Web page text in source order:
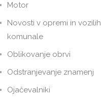
Motor
Novosti v opremi in vozilih
komunale
Oblikovanje obrvi
Odstranjevanje znamenj
Ojačevalniki